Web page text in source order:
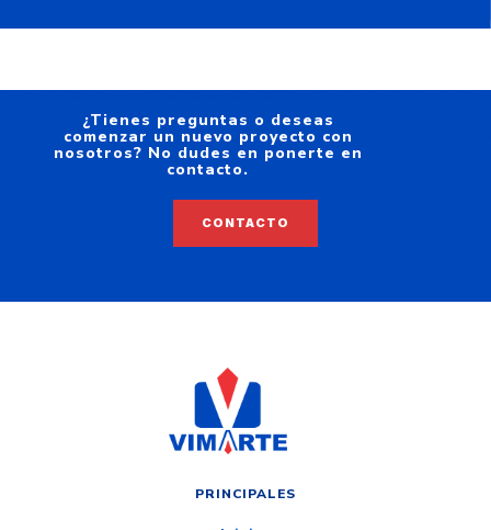
¿Tienes preguntas o deseas
comenzar un nuevo proyecto con
nosotros? No dudes en ponerte en
contacto.
CONTACTO
PRINCIPALES